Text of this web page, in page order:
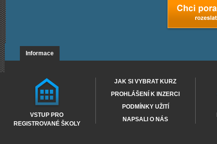
Informace
VSTUP PRO
REGISTROVANÉ ŠKOLY
JAK SI VYBRAT KURZ
PROHLÁŠENÍ K INZERCI
PODMÍNKY UŽITÍ
NAPSALI O NÁS